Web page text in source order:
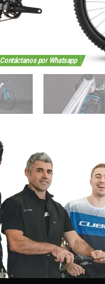
Contáctanos por Whatsapp